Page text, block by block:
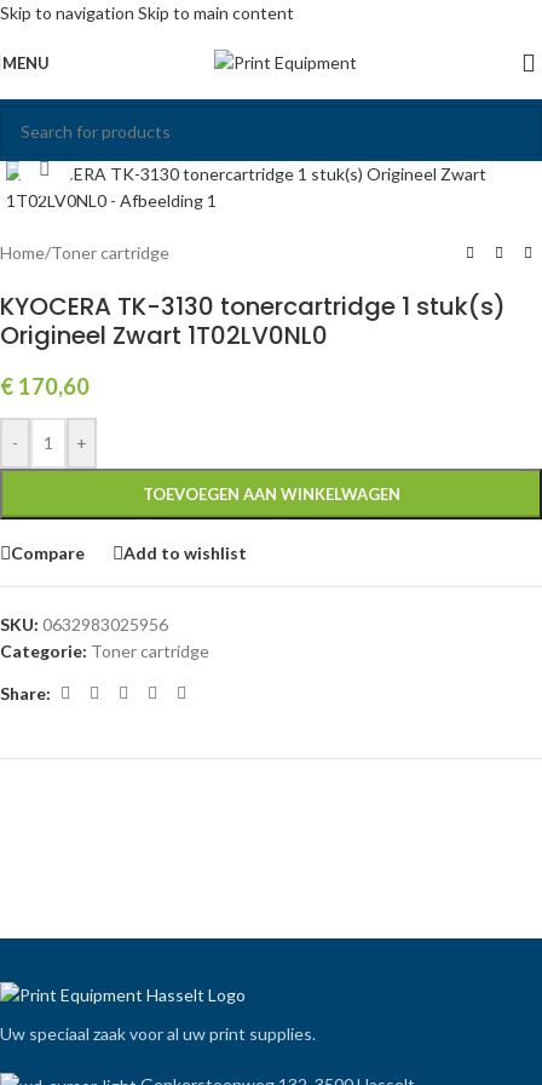
Skip to navigation Skip to main content
MENU
Click to enlarge
Home/Toner cartridge
KYOCERA TK-3130 tonercartridge 1 stuk(s)
Origineel Zwart 1T02LV0NL0
€ 170,60
- +
TOEVOEGEN AAN WINKELWAGEN
Compare Add to wishlist
SKU: 0632983025956
Categorie: Toner cartridge
Share:
Uw speciaal zaak voor al uw print supplies.